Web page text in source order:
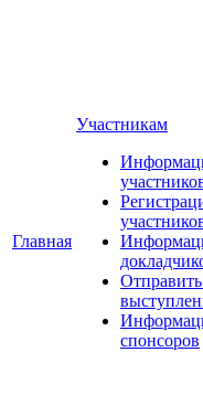
Главная
Участникам
Отправить
спонсоров